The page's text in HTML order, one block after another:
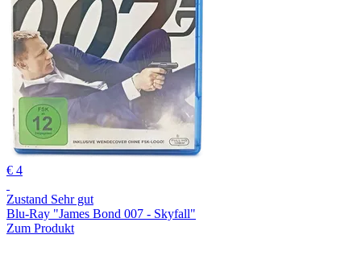
€ 4
Zustand Sehr gut
Blu-Ray "James Bond 007 - Skyfall"
Zum Produkt